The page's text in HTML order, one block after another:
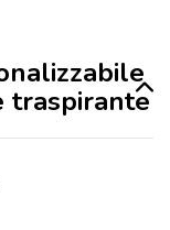
traspirante